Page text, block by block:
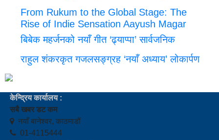
From Rukum to the Global Stage: The
Rise of Indie Sensation Aayush Magar
बिबेक महर्जनको नयाँ गीत ‘ढ्याप्पा’ सार्वजनिक
राहुल शंकरकृत गजलसङ्ग्रह ‘नयाँ अध्याय’ लोकार्पण
केन्द्रिय कार्यालय :
सबै खबर डट कम
नयाँ बानेश्वर, काठमाडौं
01-4115444